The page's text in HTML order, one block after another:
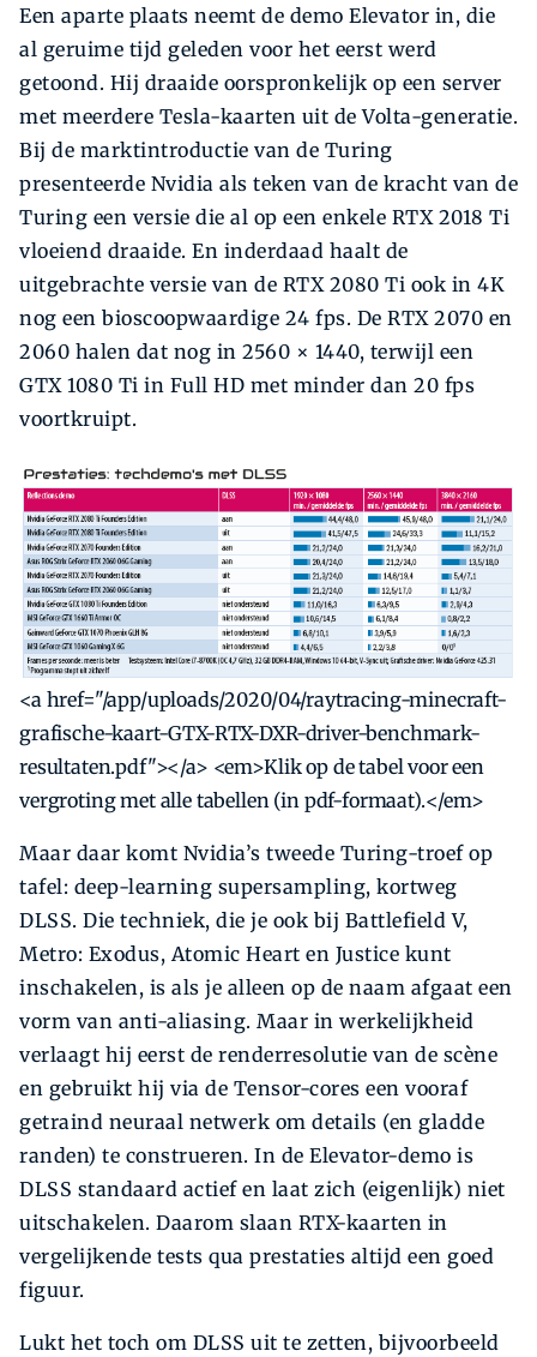
Een aparte plaats neemt de demo Elevator in, die
al geruime tijd geleden voor het eerst werd
getoond. Hij draaide oorspronkelijk op een server
met meerdere Tesla-kaarten uit de Volta-generatie.
Bij de markt­introductie van de Turing
presenteerde Nvidia als teken van de kracht van de
Turing een versie die al op een enkele RTX 2018 Ti
vloeiend draaide. En inderdaad haalt de
uitgebrachte versie van de RTX 2080 Ti ook in 4K
nog een bioscoopwaardige 24 fps. De RTX 2070 en
2060 halen dat nog in 2560 × 1440, terwijl een
GTX 1080 Ti in Full HD met minder dan 20 fps
voortkruipt.
<a href="/app/uploads/2020/04/raytracing-minecraft-
grafische-kaart-GTX-RTX-DXR-driver-benchmark-
resultaten.pdf"></a> <em>Klik op de tabel voor een
vergroting met alle tabellen (in pdf-formaat).</em>
Maar daar komt Nvidia’s tweede Turing-troef op
tafel: deep-learning supersampling, kortweg
DLSS. Die techniek, die je ook bij Battlefield V,
Metro: Exodus, Atomic Heart en Justice kunt
inschakelen, is als je alleen op de naam afgaat een
vorm van anti-aliasing. Maar in werkelijkheid
verlaagt hij eerst de renderresolutie van de scène
en gebruikt hij via de Tensor-cores een vooraf
getraind neuraal netwerk om details (en gladde
randen) te construeren. In de Elevator-demo is
DLSS standaard actief en laat zich (eigenlijk) niet
uitschakelen. Daarom slaan RTX-kaarten in
vergelijkende tests qua prestaties altijd een goed
figuur.
Lukt het toch om DLSS uit te zetten, bijvoorbeeld